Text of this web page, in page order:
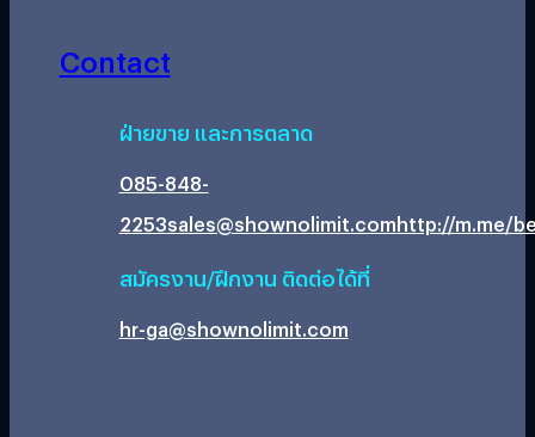
Contact
ฝ่ายขาย และการตลาด
085-848-
2253sales@shownolimit.comhttp://m.me/
สมัครงาน/ฝึกงาน ติดต่อได้ที่
hr-ga@shownolimit.com